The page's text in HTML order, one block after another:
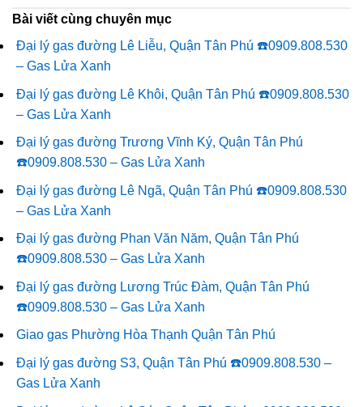
Bài viết cùng chuyên mục
Đại lý gas đường Lê Liễu, Quận Tân Phú ☎️0909.808.530
– Gas Lửa Xanh
Đại lý gas đường Lê Khôi, Quận Tân Phú ☎️0909.808.530
– Gas Lửa Xanh
Đại lý gas đường Trương Vĩnh Ký, Quận Tân Phú
☎️0909.808.530 – Gas Lửa Xanh
Đại lý gas đường Lê Ngã, Quận Tân Phú ☎️0909.808.530
– Gas Lửa Xanh
Đại lý gas đường Phan Văn Năm, Quận Tân Phú
☎️0909.808.530 – Gas Lửa Xanh
Đại lý gas đường Lương Trúc Đàm, Quận Tân Phú
☎️0909.808.530 – Gas Lửa Xanh
Giao gas Phường Hòa Thạnh Quận Tân Phú
Đại lý gas đường S3, Quận Tân Phú ☎️0909.808.530 –
Gas Lửa Xanh